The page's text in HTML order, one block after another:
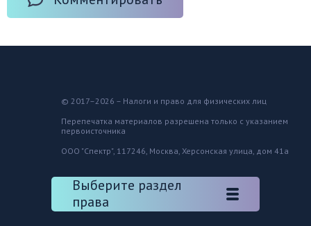
© 2017–2026 – Налоги и право для физических лиц
Перепечатка материалов разрешена только с указанием
первоисточника
ООО "Спектр", 117246, Москва, Херсонская улица, дом 41а
Выберите раздел
права